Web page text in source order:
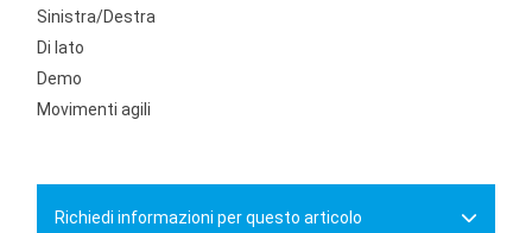
Sinistra/Destra
Di lato
Demo
Movimenti agili
Richiedi informazioni per questo articolo